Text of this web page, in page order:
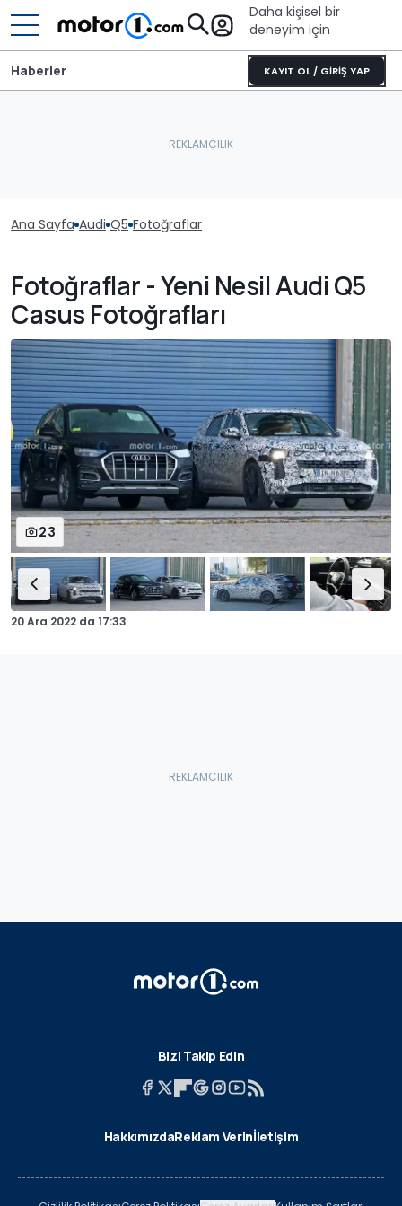
Daha kişisel bir
deneyim için
KAYIT OL / GİRİŞ YAP
Haberler
Ana Sayfa Audi Q5 Fotoğraflar
Fotoğraflar - Yeni Nesil Audi Q5
Casus Fotoğrafları
23
20 Ara 2022 da 17:33
Bizi Takip Edin
HakkımızdaReklam Verinİletişim